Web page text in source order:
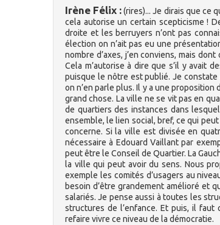
Irène Félix :(rires)... Je dirais que ce
cela autorise un certain scepticisme !
droite et les berruyers n’ont pas
élection on n’ait pas eu une
nombre d’axes, j’en conviens, mais
Cela m’autorise à dire que s’il y avait
puisque le nôtre est publié. Je
on n’en parle plus. Il y a une
grand chose. La ville ne se vit pas en
de quartiers des instances dans
ensemble, le lien social, bref, ce qui
concerne. Si la ville est divisée en
nécessaire à Edouard Vaillant par
peut être le Conseil de Quartier. La
la ville qui peut avoir du sens. Nous
exemple les comités d’usagers au
besoin d’être grandement amélioré et
salariés. Je pense aussi à toutes les
structures de l’enfance. Et puis, il faut
refaire vivre ce niveau de la démocratie.